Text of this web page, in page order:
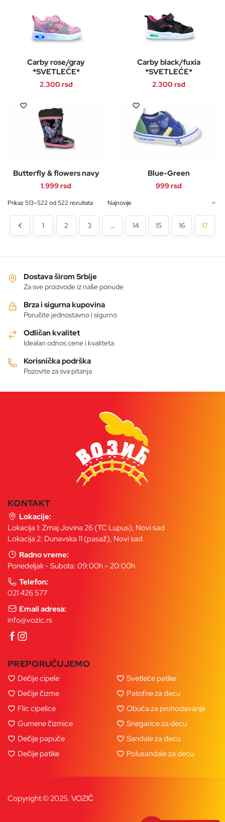
proizvoda.
proizvoda.
ima
više
varijanti.
mogu
biti
izabrane
stranici
proizvoda.
ima
više
varijanti.
mogu
biti
izabrane
stranici
proizvoda.
Carby rose/gray
*SVETLEĆE*
2.300 rsd
proizvod
ima
više
varijanti.
mogu
biti
stranici
proizvoda.
Carby black/fuxia
*SVETLEĆE*
2.300 rsd
proizvod
ima
više
varijanti.
mogu
biti
stranici
proizvoda.
Butterfly & flowers navy
1.999rsd
Ovaj
proizvod
ima
više
mogu
biti
na
proizvoda.
Blue-Green
999rsd
proizvod
ima
više
Prikaz 513–522 od 522 rezultataSortirano
1 2 3 … 14 15 16 17
Dostava širom Srbije
Za sve proizvode iz naše ponude
Brza i sigurna kupovina
Poručite jednostavno i sigurno
Odličan kvalitet
Idealan odnos cene i kvaliteta
Korisnička podrška
Pozovite za sva pitanja
KONTAKT
Lokacije:
Lokacija 1: Zmaj Jovina 26 (TC Lupus), Novi sad
Lokacija 2: Dunavska 11 (pasaž), Novi sad
Radno vreme:
Ponedeljak - Subota: 09:00h – 20:00h
Telefon:
021 426 577
Email adresa:
info@vozic.rs
PREPORUČUJEMO
Dečije cipele
Dečije čizme
Flic cipelice
Gumene čizmice
Dečije papuče
Dečije patike
Svetleće patike
Patofne za decu
Obuća za prohodavanje
Snegarice za decu
Sandale za decu
Polusandale za decu
Copyright © 2025. VOZIĆ